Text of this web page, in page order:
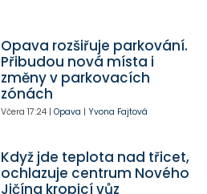
Opava rozšiřuje parkování.
Přibudou nová místa i
změny v parkovacích
zónách
Včera 17:24| Opava | Yvona Fajtová
Když jde teplota nad třicet,
ochlazuje centrum Nového
Jičína kropicí vůz